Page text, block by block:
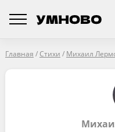
Главная /Стихи / Михаил